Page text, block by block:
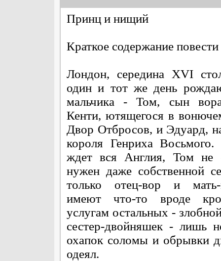
Принц и нищий
Краткое содержание повести
Лондон, середина XVI
один и тот же день
мальчика - Том, сын
Кенти, ютящегося в
Двор Отбросов, и Эдуард,
короля Генриха Восьмого.
ждет вся Англия, Том не
нужен даже собственной
только отец-вор и мать-
имеют что-то вроде
услугам остальных -
сестер-двойняшек - лишь
охапок соломы и обрывки
одеял.